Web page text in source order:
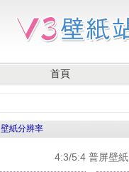
首頁
壁紙分辨率
4:3/5:4 普屏壁紙